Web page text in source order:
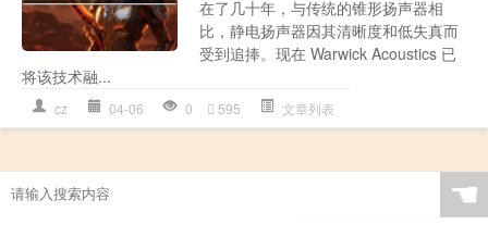
在了几十年，与传统的锥形扬声器相
比，静电扬声器因其清晰度和低失真而
受到追捧。现在 Warwick Acoustics 已
将该技术融...
cz 04-06 0 595 文章列表
☚